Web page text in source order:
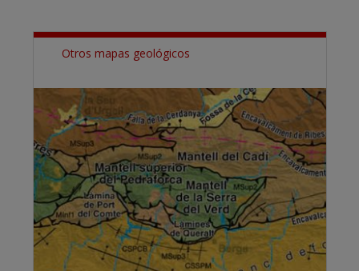
Otros mapas geológicos